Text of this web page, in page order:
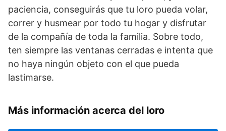
paciencia, conseguirás que tu loro pueda volar,
correr y husmear por todo tu hogar y disfrutar
de la compañía de toda la familia. Sobre todo,
ten siempre las ventanas cerradas e intenta que
no haya ningún objeto con el que pueda
lastimarse.
Más información acerca del loro